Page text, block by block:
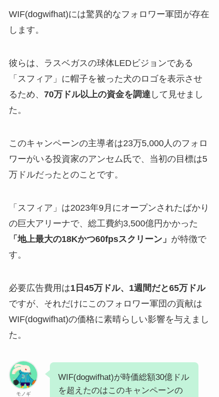
WIF(dogwifhat)には驚異的なフォロワー軍団が存在
します。
彼らは、ラスベガスの球体LEDビジョンである
「スフィア」に帽子を被った犬のロゴを表示させ
るため、 70万ドル以上の資金を調達して見せまし
た。
このキャンペーンの主導者は23万5,000人のフォロ
ワーがいる投資家のアンセム氏で、当初の目標は5
万ドルだったとのことです。
「スフィア」は2023年9月にオープンされたばかり
の巨大アリーナで、総工費約3,500億円かかった
「地上最大の18Kかつ60fpsスクリーン」 が特徴で
す。
必要広告費用は1日45万ドル、1週間だと65万ドル
ですが、それだけにこのフォロワー軍団の貢献は
WIF(dogwifhat)の価格に素晴らしい影響を与えまし
た。
モノギ
WIF(dogwifhat)が時価総額30億ドル
を超えたのはこのキャンペーンの